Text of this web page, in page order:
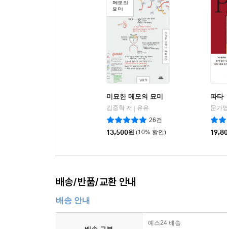
미묘한 메모의 묘미
김중혁 저
유유
26건
13,500원 (10% 할인)
파타
문가
배송/반품/교환 안내
배송 안내
예스24 배송